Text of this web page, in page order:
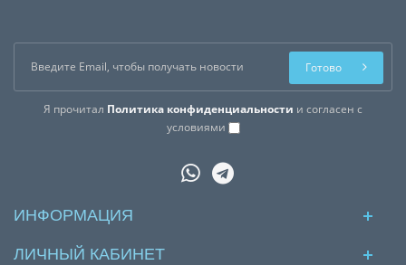
Я прочитал Политика конфиденциальности и согласен с
условиями
Готово
ИНФОРМАЦИЯ
ЛИЧНЫЙ КАБИНЕТ